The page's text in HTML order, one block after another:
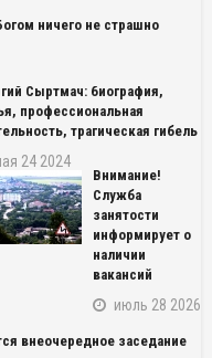
ничего не страшно
Сыртмач: биография,
профессиональная
трагическая гибель
24 2024
Внимание!
Служба
занятости
информирует о
наличии
вакансий
июль 28 2026
внеочередное заседание